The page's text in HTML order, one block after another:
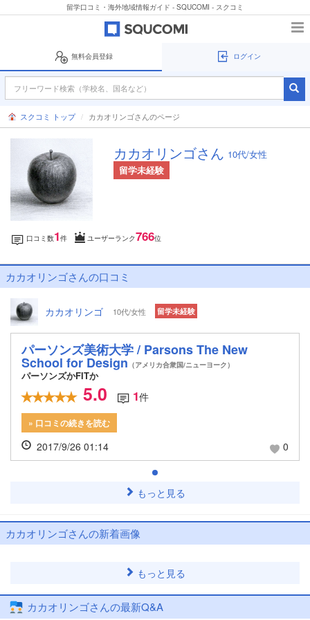
留学口コミ・海外地域情報ガイド - SQUCOMI - スクコミ
無料会員登録 ログイン
スクコミ トップ カカオリンゴさんのページ
カカオリンゴさん 10代/女性
留学未経験
口コミ数1件 ユーザーランク766位
カカオリンゴさんの口コミ
カカオリンゴ 10代/女性 留学未経験
パーソンズ美術大学 / Parsons The New
School for Design （アメリカ合衆国/ニューヨーク）
パーソンズかFITか
5.0 1件
» 口コミの続きを読む
2017/9/26 01:14 0
もっと見る
カカオリンゴさんの新着画像
もっと見る
カカオリンゴさんの最新Q&A